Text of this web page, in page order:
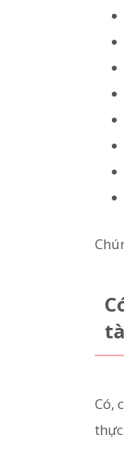
Có,